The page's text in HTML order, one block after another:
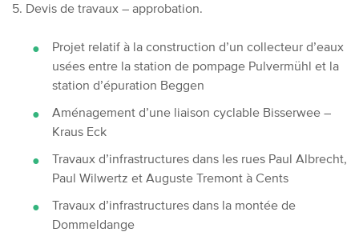
5. Devis de travaux – approbation.
Projet relatif à la construction d’un collecteur d’eaux
usées entre la station de pompage Pulvermühl et la
station d’épuration Beggen
Aménagement d’une liaison cyclable Bisserwee –
Kraus Eck
Travaux d’infrastructures dans les rues Paul Albrecht,
Paul Wilwertz et Auguste Tremont à Cents
Travaux d’infrastructures dans la montée de
Dommeldange